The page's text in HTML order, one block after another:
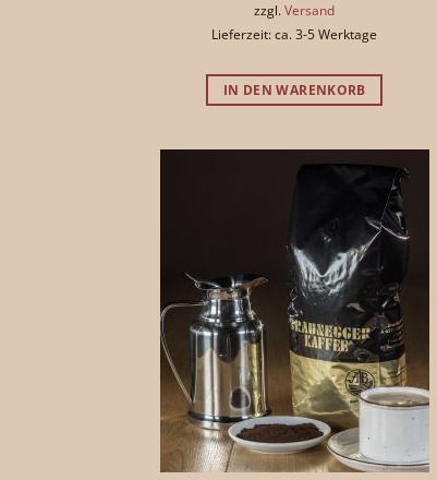
zzgl.Versand
Lieferzeit: ca. 3-5 Werktage
IN DEN WARENKORB